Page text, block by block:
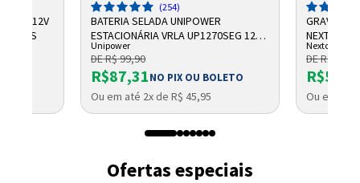
12V
(254)
BATERIA SELADA UNIPOWER
ESTACIONÁRIA VRLA UP1270SEG 12V
7AH F187
Unipower
DE R$ 99,90
R$87,31NO PIX OU BOLETO
Ou em até 2x de R$ 45,95
NEXTTECH
Nextcall
DE R$
Ou em até
Ofertas especiais